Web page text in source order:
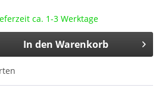
ca. 1-3 Werktage
In den Warenkorb